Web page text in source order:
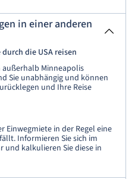
in einer anderen
die USA reisen
außerhalb Minneapolis
Sie unabhängig und können
und Ihre Reise
Einwegmiete in der Regel eine
Informieren Sie sich im
und kalkulieren Sie diese in